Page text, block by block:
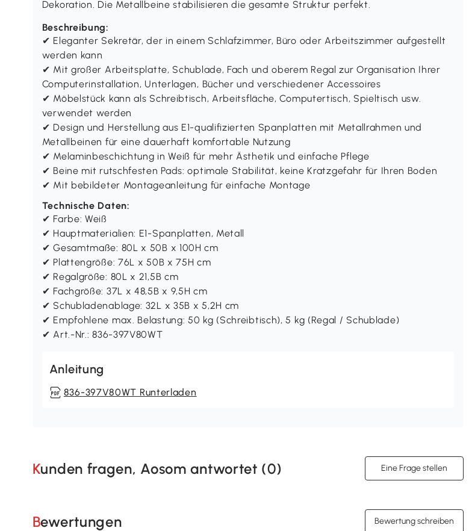
Dekoration. Die Metallbeine stabilisieren die gesamte Struktur perfekt.
Beschreibung:
✔ Eleganter Sekretär, der in einem Schlafzimmer, Büro oder Arbeitszimmer aufgestellt
werden kann
✔ Mit großer Arbeitsplatte, Schublade, Fach und oberem Regal zur Organisation Ihrer
Computerinstallation, Unterlagen, Bücher und verschiedener Accessoires
✔ Möbelstück kann als Schreibtisch, Arbeitsfläche, Computertisch, Spieltisch usw.
verwendet werden
✔ Design und Herstellung aus E1-qualifizierten Spanplatten mit Metallrahmen und
Metallbeinen für eine dauerhaft komfortable Nutzung
✔ Melaminbeschichtung in Weiß für mehr Ästhetik und einfache Pflege
✔ Beine mit rutschfesten Pads: optimale Stabilität, keine Kratzgefahr für Ihren Boden
✔ Mit bebildeter Montageanleitung für einfache Montage
Technische Daten:
✔ Farbe: Weiß
✔ Hauptmaterialien: E1-Spanplatten, Metall
✔ Gesamtmaße: 80L x 50B x 100H cm
✔ Plattengröße: 76L x 50B x 75H cm
✔ Regalgröße: 80L x 21,5B cm
✔ Fachgröße: 37L x 48,5B x 9,5H cm
✔ Schubladenablage: 32L x 35B x 5,2H cm
✔ Empfohlene max. Belastung: 50 kg (Schreibtisch), 5 kg (Regal / Schublade)
✔ Art.-Nr.: 836-397V80WT
Anleitung
836-397V80WT Runterladen
Kunden fragen, Aosom antwortet (0) Eine Frage stellen
Bewertungen Bewertung schreiben